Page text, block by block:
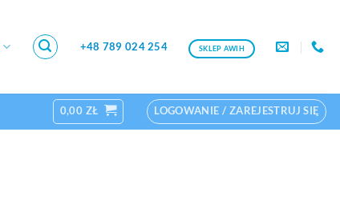
+48 789 024 254 SKLEP AWIH
0,00 ZŁ LOGOWANIE / ZAREJESTRUJ SIĘ